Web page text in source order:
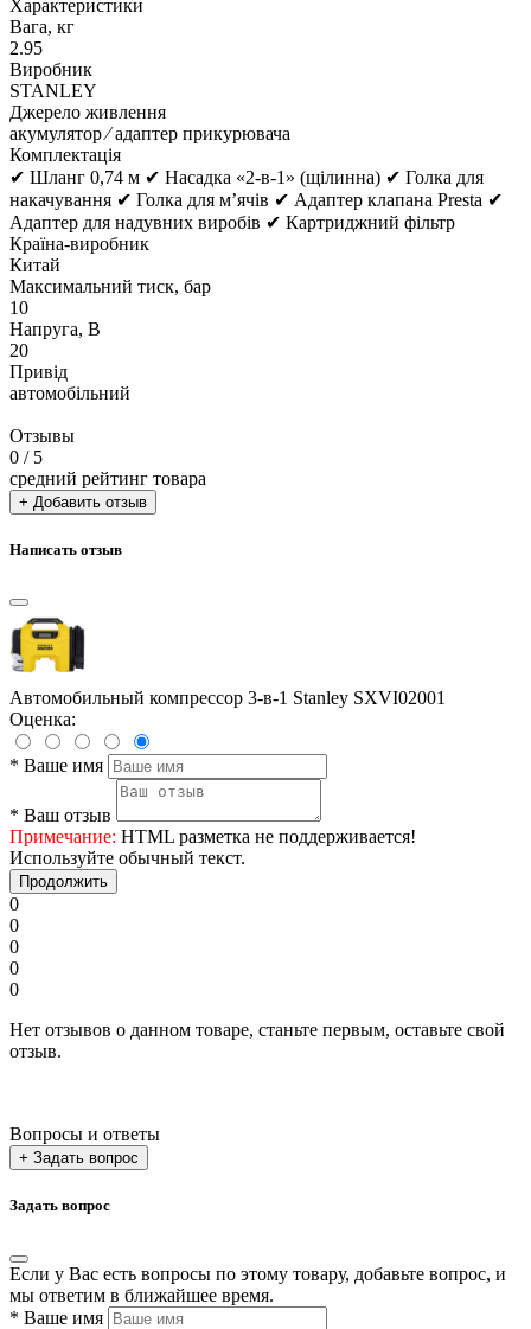
Характеристики
Вага, кг
2.95
Виробник
STANLEY
Джерело живлення
акумулятор ⁄ адаптер прикурювача
Комплектація
✔ Шланг 0,74 м ✔ Насадка «2-в-1» (щілинна) ✔ Голка для
накачування ✔ Голка для м’ячів ✔ Адаптер клапана Presta ✔
Адаптер для надувних виробів ✔ Картриджний фільтр
Країна-виробник
Китай
Максимальний тиск, бар
10
Напруга, В
20
Привід
автомобільний
Отзывы
0 / 5
средний рейтинг товара
+ Добавить отзыв
Написать отзыв
Автомобильный компрессор 3-в-1 Stanley SXVI02001
Оценка:
* Ваше имя
* Ваш отзыв
Примечание: HTML разметка не поддерживается!
Используйте обычный текст.
Продолжить
0
0
0
0
0
Нет отзывов о данном товаре, станьте первым, оставьте свой
отзыв.
Вопросы и ответы
+ Задать вопрос
Задать вопрос
Если у Вас есть вопросы по этому товару, добавьте вопрос, и
мы ответим в ближайшее время.
* Ваше имя